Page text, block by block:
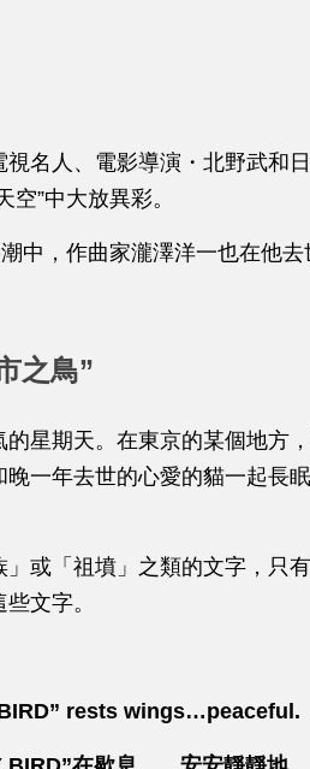
視名人、電影導演 ・ 北野武和
”中大放異彩。
中，作曲家瀧澤洋一也在他去
之鳥”
星期天。在東京的某個地方
一年去世的心愛的貓一起長
或「祖墳」之類的文字，只
文字。
rests wings…peaceful.